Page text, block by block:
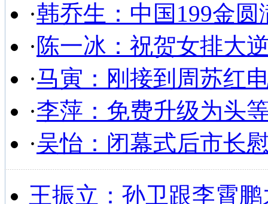
·韩乔生：中国199金圆
·陈一冰：祝贺女排大
·马寅：刚接到周苏红
·李萍：免费升级为头
·吴怡：闭幕式后市长
王振立：孙卫跟李霄